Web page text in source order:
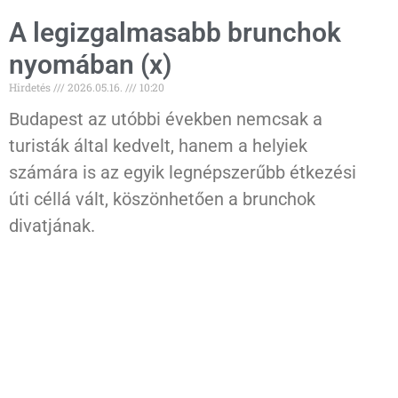
A legizgalmasabb brunchok
nyomában (x)
Hirdetés 2026.05.16. 10:20
Budapest az utóbbi években nemcsak a
turisták által kedvelt, hanem a helyiek
számára is az egyik legnépszerűbb étkezési
úti céllá vált, köszönhetően a brunchok
divatjának.